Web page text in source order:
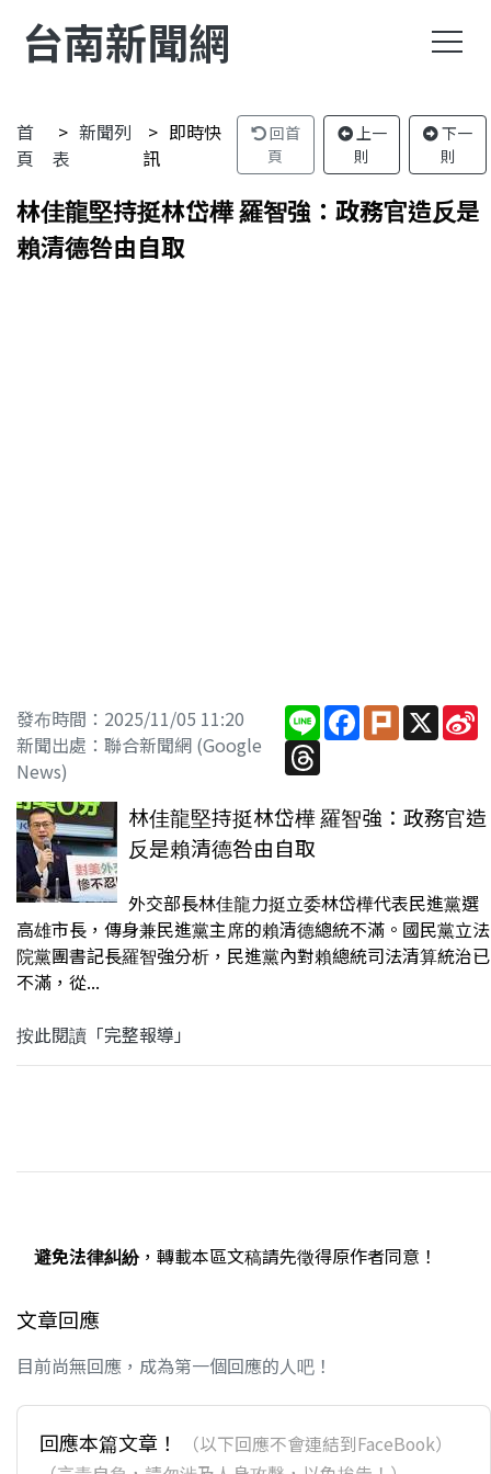
台南新聞網
首
頁
新聞列
表
即時快
訊
回首
頁
上一
則
下一
則
林佳龍堅持挺林岱樺 羅智強：政務官造反是
賴清德咎由自取
發布時間：2025/11/05 11:20
新聞出處：聯合新聞網 (Google
News)
LineFacebook
PlurkX
Threads
林佳龍堅持挺林岱樺 羅智強：政務官造
反是賴清德咎由自取
外交部長林佳龍力挺立委林岱樺代表民進黨選
高雄市長，傳身兼民進黨主席的賴清德總統不滿。國民黨立法
院黨團書記長羅智強分析，民進黨內對賴總統司法清算統治已
不滿，從...
按此閱讀「完整報導」
避免法律糾紛，轉載本區文稿請先徵得原作者同意！
文章回應
目前尚無回應，成為第一個回應的人吧！
回應本篇文章！
（以下回應不會連結到FaceBook）